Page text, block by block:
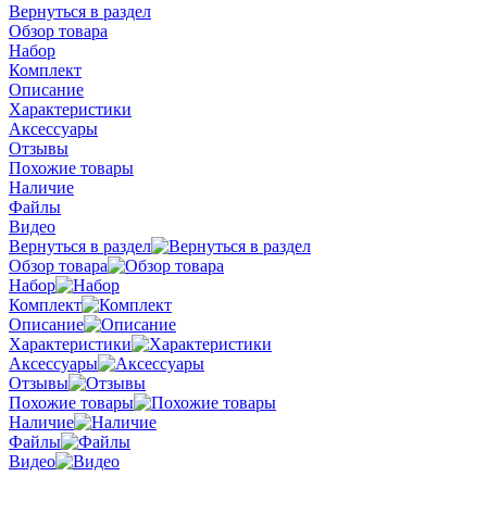
Вернуться в раздел
Обзор товара
Набор
Комплект
Описание
Характеристики
Аксессуары
Отзывы
Похожие товары
Наличие
Файлы
Видео
Вернуться в раздел
Обзор товара
Набор
Комплект
Описание
Характеристики
Аксессуары
Отзывы
Похожие товары
Наличие
Файлы
Видео